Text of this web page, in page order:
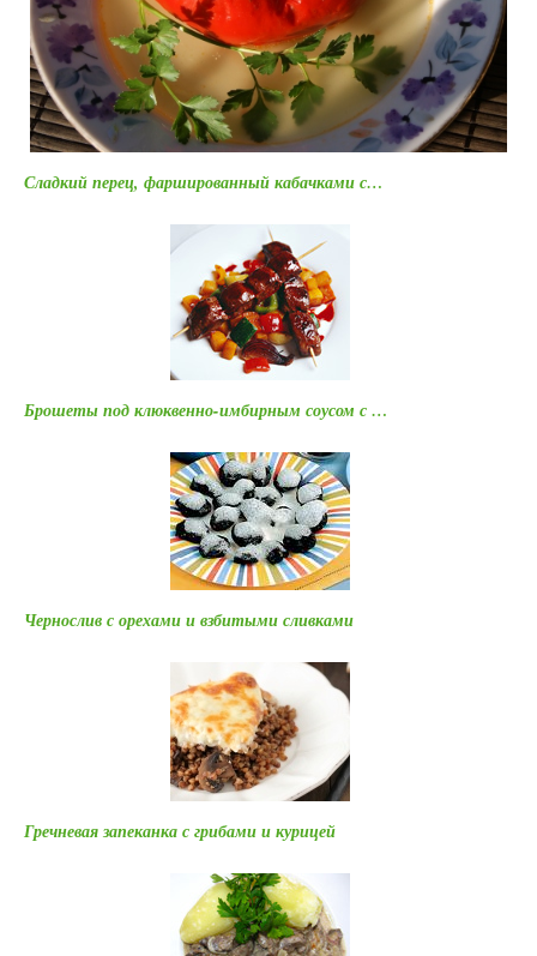
Сладкий перец, фаршированный кабачками с…
Брошеты под клюквенно-имбирным соусом с …
Чернослив с орехами и взбитыми сливками
Гречневая запеканка с грибами и курицей